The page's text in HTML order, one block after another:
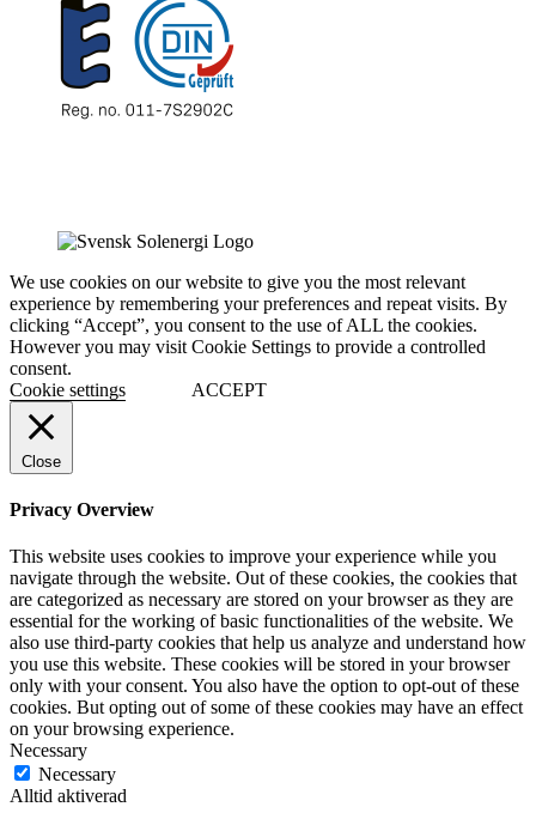
We use cookies on our website to give you the most relevant
experience by remembering your preferences and repeat visits. By
clicking “Accept”, you consent to the use of ALL the cookies.
However you may visit Cookie Settings to provide a controlled
consent.
Cookie settings
ACCEPT
Close
Privacy Overview
This website uses cookies to improve your experience while you
navigate through the website. Out of these cookies, the cookies that
are categorized as necessary are stored on your browser as they are
essential for the working of basic functionalities of the website. We
also use third-party cookies that help us analyze and understand how
you use this website. These cookies will be stored in your browser
only with your consent. You also have the option to opt-out of these
cookies. But opting out of some of these cookies may have an effect
on your browsing experience.
Necessary
Necessary
Alltid aktiverad